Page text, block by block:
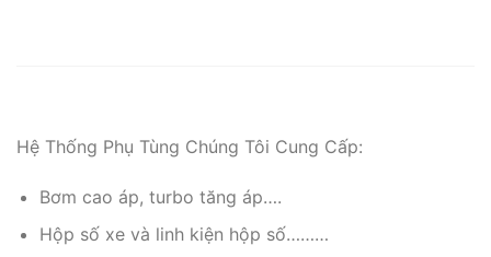
Hệ Thống Phụ Tùng Chúng Tôi Cung Cấp:
Bơm cao áp, turbo tăng áp….
Hộp số xe và linh kiện hộp số………